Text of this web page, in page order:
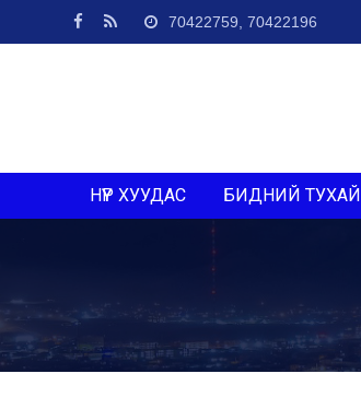
70422759, 70422196
НҮҮР ХУУДАС БИДНИЙ ТУХАЙ